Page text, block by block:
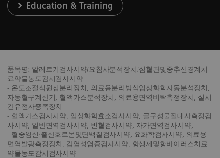
Education & Training
품목명: 알레르기검사시약/요침사분석장치/심혈관및중추신경계치
료약물농도감시검사시약
- 온도조절식원심분리장치, 의료용분리방식임상화학자동분석장치,
자동혈구계산기, 혈액가스분석장치, 의료용면역비탁측정장치, 실시
간유전자증폭장치
- 혈액가스검사시약, 임상화학효소검사시약, 골구성물질대사측정검
사시약, 일반면역검사시약, 빈혈검사시약, 자가면역검사시약,
- 혈중임신·출산호르몬및단백질검사시약, 요화학검사시약, 의료용
면역발광측정장치, 감염성염증검사시약, 항생제및항바이러스치료
약물농도감시검사시약